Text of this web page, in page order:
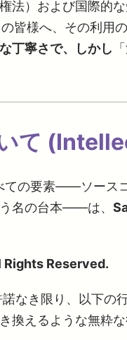
法）および国際的な
皆様へ、その利用
丁寧さで、しかし
て
ての要素——ソース
名の台本——は、
Reserved.
なき限り、以下の
換えるような無粋な